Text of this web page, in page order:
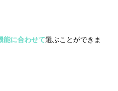
能に合わせて選ぶことができま